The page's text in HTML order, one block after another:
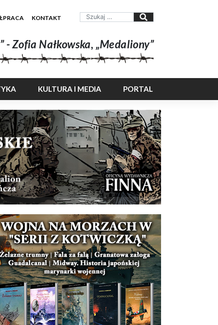
KONTAKT
Zofia Nałkowska, „Medaliony”
KULTURA I MEDIA PORTAL